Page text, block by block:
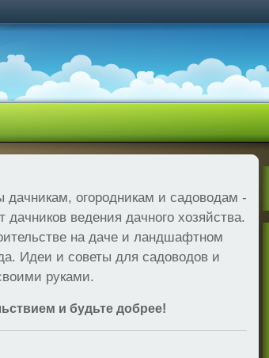
дачникам, огородникам и садоводам -
ведения дачного хозяйства.
на даче и ландшафтном
Идеи и советы для садоводов и
руками.
и будьте добрее!